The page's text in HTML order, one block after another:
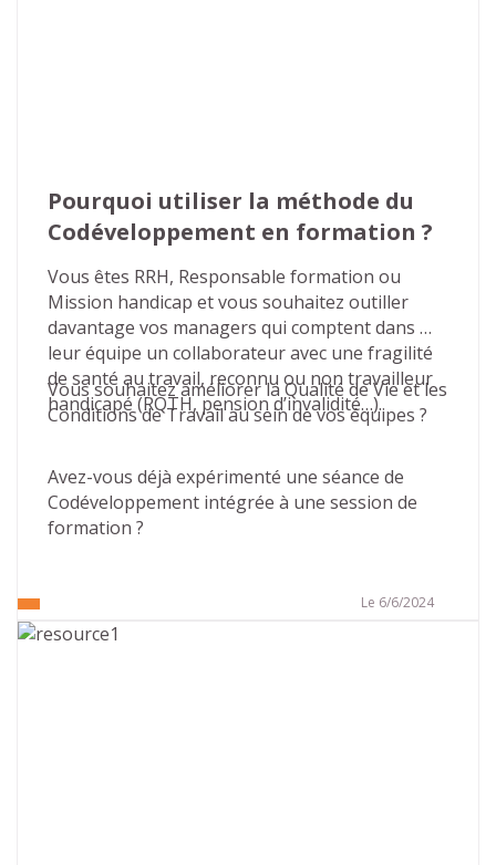
Pourquoi utiliser la méthode du
Codéveloppement en formation ?
Vous êtes RRH, Responsable formation ou
Mission handicap et vous souhaitez outiller
davantage vos managers qui comptent dans
leur équipe un collaborateur avec une fragilité
de santé au travail, reconnu ou non travailleur
handicapé (RQTH, pension d’invalidité…).
Vous souhaitez améliorer la Qualité de Vie et les
Conditions de Travail au sein de vos équipes ?
Avez-vous déjà expérimenté une séance de
Codéveloppement intégrée à une session de
formation ?
Le 6/6/2024